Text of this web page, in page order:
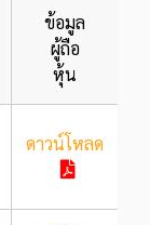
ข้อมูล
ผู้ถือ
หุ้น
ดาวน์โหลด